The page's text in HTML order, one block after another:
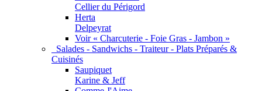
Cellier du Périgord
Herta
Delpeyrat
Voir « Charcuterie - Foie Gras - Jambon »
Salades - Sandwichs - Traiteur - Plats Préparés &
Cuisinés
Saupiquet
Karine & Jeff